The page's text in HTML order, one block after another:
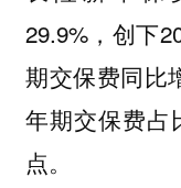
29.9%，创下
期交保费同比
年期交保费占
点。